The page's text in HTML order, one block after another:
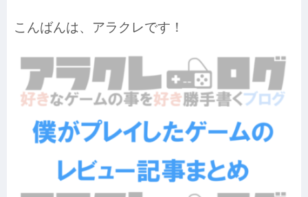
こんばんは、アラクレです！